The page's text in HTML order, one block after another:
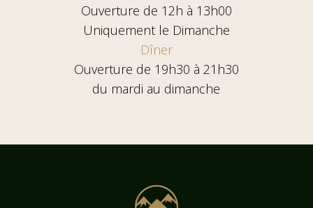
Ouverture de 12h à 13h00
Uniquement le Dimanche
Dîner
Ouverture de 19h30 à 21h30
du mardi au dimanche